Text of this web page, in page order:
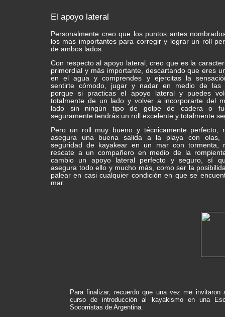
El apoyo lateral
Personalmente creo que los puntos antes
los mas importantes para corregir y lograr un roll
de ambos lados.
Con respecto al apoyo lateral, creo que es la
primordial y más importante, descartando que eres
en el agua y comprendes y ejercitas la
sentirte cómodo, jugar y nadar en medio de las
porque si practicas el apoyo lateral y puedes
totalmente de un lado y volver a incorporarte del
lado sin ningún tipo de golpe de cadera o
seguramente tendrás un roll excelente y totalmente
Pero un roll muy bueno y técnicamente perfecto,
asegura una buena salida a la playa con olas,
seguridad de kayakear en un mar con tormenta,
rescate a un compañero en medio de la
cambio un apoyo lateral perfecto y seguro, sí
asegura todo ello y mucho más, como ser la
palear en casi cualquier condición en que se
mar.
Para finalizar, recuerdo que una vez me invitaron
curso de introducción al kayakismo en una
Socorristas de Argentina.